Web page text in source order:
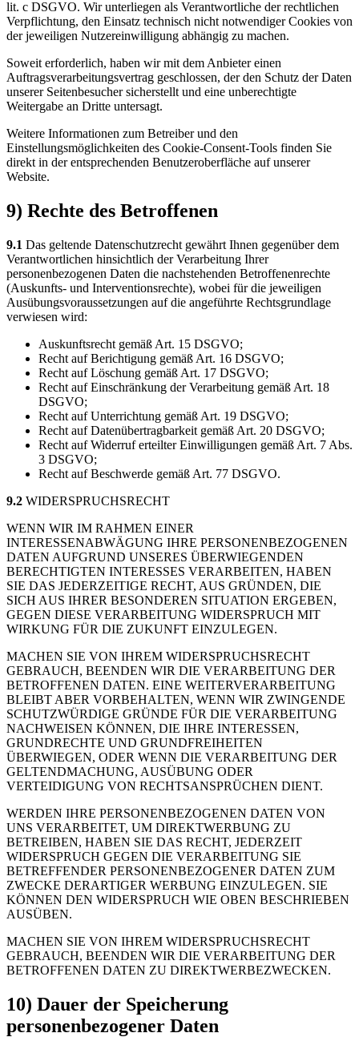
lit. c DSGVO. Wir unterliegen als Verantwortliche der rechtlichen
Verpflichtung, den Einsatz technisch nicht notwendiger Cookies von
der jeweiligen Nutzereinwilligung abhängig zu machen.
Soweit erforderlich, haben wir mit dem Anbieter einen
Auftragsverarbeitungsvertrag geschlossen, der den Schutz der Daten
unserer Seitenbesucher sicherstellt und eine unberechtigte
Weitergabe an Dritte untersagt.
Weitere Informationen zum Betreiber und den
Einstellungsmöglichkeiten des Cookie-Consent-Tools finden Sie
direkt in der entsprechenden Benutzeroberfläche auf unserer
Website.
9) Rechte des Betroffenen
9.1 Das geltende Datenschutzrecht gewährt Ihnen gegenüber dem
Verantwortlichen hinsichtlich der Verarbeitung Ihrer
personenbezogenen Daten die nachstehenden Betroffenenrechte
(Auskunfts- und Interventionsrechte), wobei für die jeweiligen
Ausübungsvoraussetzungen auf die angeführte Rechtsgrundlage
verwiesen wird:
Auskunftsrecht gemäß Art. 15 DSGVO;
Recht auf Berichtigung gemäß Art. 16 DSGVO;
Recht auf Löschung gemäß Art. 17 DSGVO;
Recht auf Einschränkung der Verarbeitung gemäß Art. 18
DSGVO;
Recht auf Unterrichtung gemäß Art. 19 DSGVO;
Recht auf Datenübertragbarkeit gemäß Art. 20 DSGVO;
Recht auf Widerruf erteilter Einwilligungen gemäß Art. 7 Abs.
3 DSGVO;
Recht auf Beschwerde gemäß Art. 77 DSGVO.
9.2 WIDERSPRUCHSRECHT
WENN WIR IM RAHMEN EINER
INTERESSENABWÄGUNG IHRE PERSONENBEZOGENEN
DATEN AUFGRUND UNSERES ÜBERWIEGENDEN
BERECHTIGTEN INTERESSES VERARBEITEN, HABEN
SIE DAS JEDERZEITIGE RECHT, AUS GRÜNDEN, DIE
SICH AUS IHRER BESONDEREN SITUATION ERGEBEN,
GEGEN DIESE VERARBEITUNG WIDERSPRUCH MIT
WIRKUNG FÜR DIE ZUKUNFT EINZULEGEN.
MACHEN SIE VON IHREM WIDERSPRUCHSRECHT
GEBRAUCH, BEENDEN WIR DIE VERARBEITUNG DER
BETROFFENEN DATEN. EINE WEITERVERARBEITUNG
BLEIBT ABER VORBEHALTEN, WENN WIR ZWINGENDE
SCHUTZWÜRDIGE GRÜNDE FÜR DIE VERARBEITUNG
NACHWEISEN KÖNNEN, DIE IHRE INTERESSEN,
GRUNDRECHTE UND GRUNDFREIHEITEN
ÜBERWIEGEN, ODER WENN DIE VERARBEITUNG DER
GELTENDMACHUNG, AUSÜBUNG ODER
VERTEIDIGUNG VON RECHTSANSPRÜCHEN DIENT.
WERDEN IHRE PERSONENBEZOGENEN DATEN VON
UNS VERARBEITET, UM DIREKTWERBUNG ZU
BETREIBEN, HABEN SIE DAS RECHT, JEDERZEIT
WIDERSPRUCH GEGEN DIE VERARBEITUNG SIE
BETREFFENDER PERSONENBEZOGENER DATEN ZUM
ZWECKE DERARTIGER WERBUNG EINZULEGEN. SIE
KÖNNEN DEN WIDERSPRUCH WIE OBEN BESCHRIEBEN
AUSÜBEN.
MACHEN SIE VON IHREM WIDERSPRUCHSRECHT
GEBRAUCH, BEENDEN WIR DIE VERARBEITUNG DER
BETROFFENEN DATEN ZU DIREKTWERBEZWECKEN.
10) Dauer der Speicherung
personenbezogener Daten